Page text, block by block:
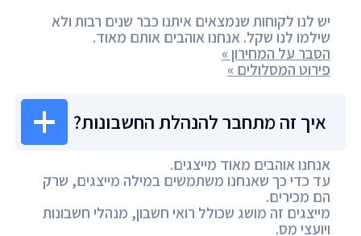
יש לנו לקוחות שנמצאים איתנו כבר שנים רבות ולא
שילמו לנו שקל. אנחנו אוהבים אותם מאוד.
הסבר על המחירון »
פירוט המסלולים »
איך זה מתחבר להנהלת החשבונות?
אנחנו אוהבים מאוד מייצגים.
עד כדי כך שאנחנו משתמשים במילה מייצגים, שרק
הם מכירים.
מייצגים זה מושג שכולל רואי חשבון, מנהלי חשבונות
ויועצי מס.